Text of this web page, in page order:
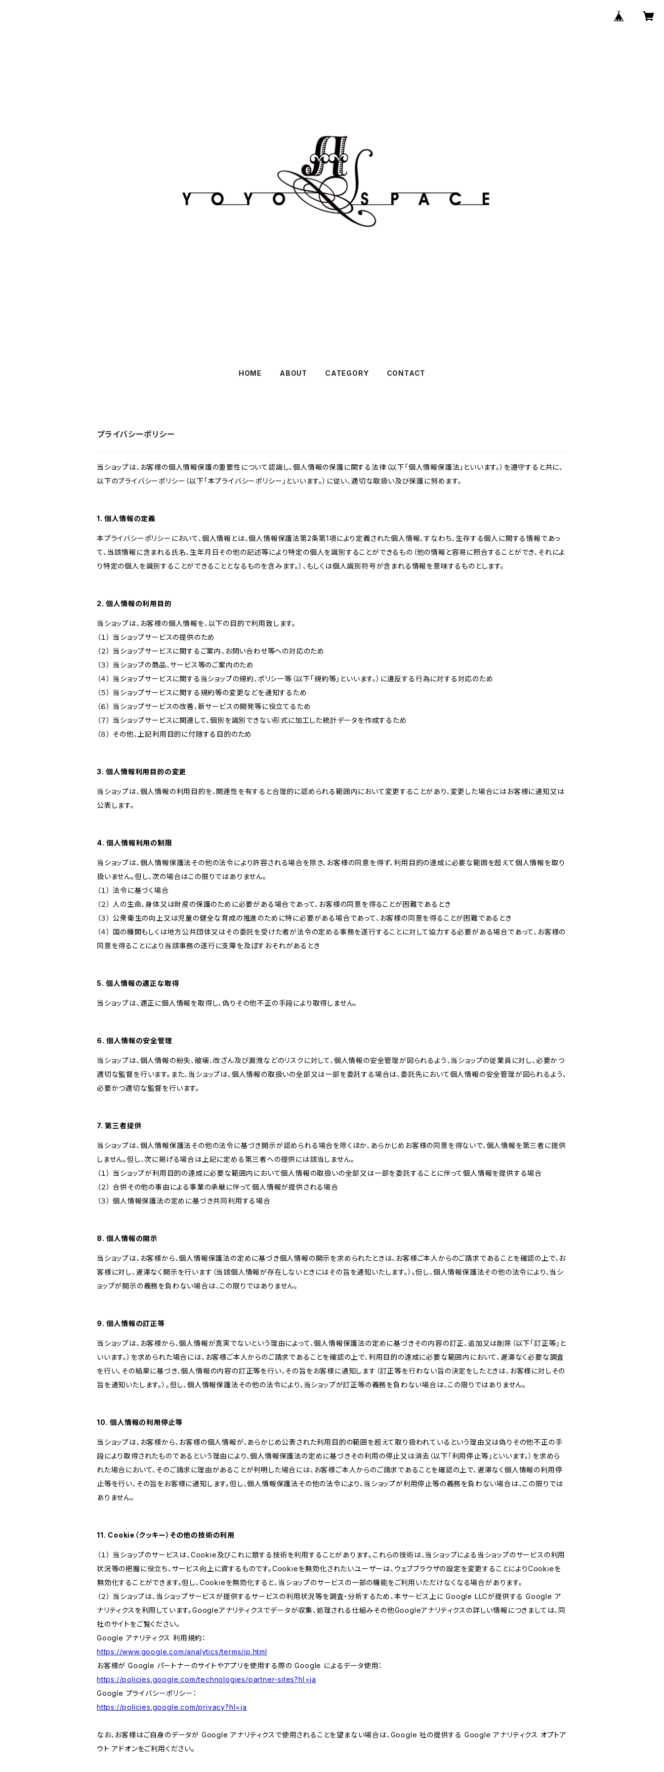
HOME ABOUT CATEGORY CONTACT
プライバシーポリシー
当ショップは、お客様の個人情報保護の重要性について認識し、個人情報の保護に関する法律（以下「個人情報保護法」といいます。）を遵守すると共に、
以下のプライバシーポリシー（以下「本プライバシーポリシー」といいます。）に従い、適切な取扱い及び保護に努めます。
1. 個人情報の定義
本プライバシーポリシーにおいて、個人情報とは、個人情報保護法第2条第1項により定義された個人情報、すなわち、生存する個人に関する情報であっ
て、当該情報に含まれる氏名、生年月日その他の記述等により特定の個人を識別することができるもの（他の情報と容易に照合することができ、それによ
り特定の個人を識別することができることとなるものを含みます。）、もしくは個人識別符号が含まれる情報を意味するものとします。
2. 個人情報の利用目的
当ショップは、お客様の個人情報を、以下の目的で利用致します。
（１） 当ショップサービスの提供のため
（２） 当ショップサービスに関するご案内、お問い合わせ等への対応のため
（３） 当ショップの商品、サービス等のご案内のため
（４） 当ショップサービスに関する当ショップの規約、ポリシー等（以下「規約等」といいます。）に違反する行為に対する対応のため
（５） 当ショップサービスに関する規約等の変更などを通知するため
（６） 当ショップサービスの改善、新サービスの開発等に役立てるため
（７） 当ショップサービスに関連して、個別を識別できない形式に加工した統計データを作成するため
（８） その他、上記利用目的に付随する目的のため
3. 個人情報利用目的の変更
当ショップは、個人情報の利用目的を、関連性を有すると合理的に認められる範囲内において変更することがあり、変更した場合にはお客様に通知又は
公表します。
4. 個人情報利用の制限
当ショップは、個人情報保護法その他の法令により許容される場合を除き、お客様の同意を得ず、利用目的の達成に必要な範囲を超えて個人情報を取り
扱いません。但し、次の場合はこの限りではありません。
（１） 法令に基づく場合
（２） 人の生命、身体又は財産の保護のために必要がある場合であって、お客様の同意を得ることが困難であるとき
（３） 公衆衛生の向上又は児童の健全な育成の推進のために特に必要がある場合であって、お客様の同意を得ることが困難であるとき
（４） 国の機関もしくは地方公共団体又はその委託を受けた者が法令の定める事務を遂行することに対して協力する必要がある場合であって、お客様の
同意を得ることにより当該事務の遂行に支障を及ぼすおそれがあるとき
5. 個人情報の適正な取得
当ショップは、適正に個人情報を取得し、偽りその他不正の手段により取得しません。
6. 個人情報の安全管理
当ショップは、個人情報の紛失、破壊、改ざん及び漏洩などのリスクに対して、個人情報の安全管理が図られるよう、当ショップの従業員に対し、必要かつ
適切な監督を行います。また、当ショップは、個人情報の取扱いの全部又は一部を委託する場合は、委託先において個人情報の安全管理が図られるよう、
必要かつ適切な監督を行います。
7. 第三者提供
当ショップは、個人情報保護法その他の法令に基づき開示が認められる場合を除くほか、あらかじめお客様の同意を得ないで、個人情報を第三者に提供
しません。但し、次に掲げる場合は上記に定める第三者への提供には該当しません。
（１） 当ショップが利用目的の達成に必要な範囲内において個人情報の取扱いの全部又は一部を委託することに伴って個人情報を提供する場合
（２） 合併その他の事由による事業の承継に伴って個人情報が提供される場合
（３） 個人情報保護法の定めに基づき共同利用する場合
8. 個人情報の開示
当ショップは、お客様から、個人情報保護法の定めに基づき個人情報の開示を求められたときは、お客様ご本人からのご請求であることを確認の上で、お
客様に対し、遅滞なく開示を行います（当該個人情報が存在しないときにはその旨を通知いたします。）。但し、個人情報保護法その他の法令により、当シ
ョップが開示の義務を負わない場合は、この限りではありません。
9. 個人情報の訂正等
当ショップは、お客様から、個人情報が真実でないという理由によって、個人情報保護法の定めに基づきその内容の訂正、追加又は削除（以下「訂正等」と
いいます。）を求められた場合には、お客様ご本人からのご請求であることを確認の上で、利用目的の達成に必要な範囲内において、遅滞なく必要な調査
を行い、その結果に基づき、個人情報の内容の訂正等を行い、その旨をお客様に通知します（訂正等を行わない旨の決定をしたときは、お客様に対しその
旨を通知いたします。）。但し、個人情報保護法その他の法令により、当ショップが訂正等の義務を負わない場合は、この限りではありません。
10. 個人情報の利用停止等
当ショップは、お客様から、お客様の個人情報が、あらかじめ公表された利用目的の範囲を超えて取り扱われているという理由又は偽りその他不正の手
段により取得されたものであるという理由により、個人情報保護法の定めに基づきその利用の停止又は消去（以下「利用停止等」といいます。）を求めら
れた場合において、そのご請求に理由があることが判明した場合には、お客様ご本人からのご請求であることを確認の上で、遅滞なく個人情報の利用停
止等を行い、その旨をお客様に通知します。但し、個人情報保護法その他の法令により、当ショップが利用停止等の義務を負わない場合は、この限りでは
ありません。
11. Cookie（クッキー）その他の技術の利用
（１） 当ショップのサービスは、Cookie及びこれに類する技術を利用することがあります。これらの技術は、当ショップによる当ショップのサービスの利用
状況等の把握に役立ち、サービス向上に資するものです。Cookieを無効化されたいユーザーは、ウェブブラウザの設定を変更することによりCookieを
無効化することができます。但し、Cookieを無効化すると、当ショップのサービスの一部の機能をご利用いただけなくなる場合があります。
（２） 当ショップは、当ショップサービスが提供するサービスの利用状況等を調査・分析するため、本サービス上に Google LLCが提供する Google ア
ナリティクスを利用しています。Googleアナリティクスでデータが収集、処理される仕組みその他Googleアナリティクスの詳しい情報につきましては、同
社のサイトをご覧ください。
Google アナリティクス 利用規約：
https://www.google.com/analytics/terms/jp.html
お客様が Google パートナーのサイトやアプリを使用する際の Google によるデータ使用：
https://policies.google.com/technologies/partner-sites?hl=ja
Google プライバシーポリシー：
https://policies.google.com/privacy?hl=ja
なお、お客様はご自身のデータが Google アナリティクスで使用されることを望まない場合は、Google 社の提供する Google アナリティクス オプトア
ウト アドオンをご利用ください。